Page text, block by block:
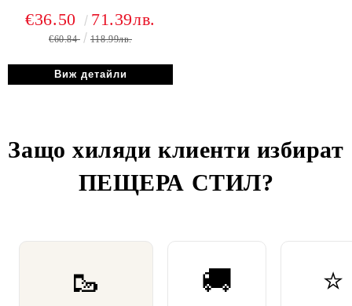
Валентина
€36.50 71.39лв.
€60.84 118.99лв.
Виж детайли
Защо хиляди клиенти избират
ПЕЩЕРА СТИЛ?
🥾 🚚 ⭐